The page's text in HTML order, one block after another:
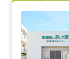
家族葬の長